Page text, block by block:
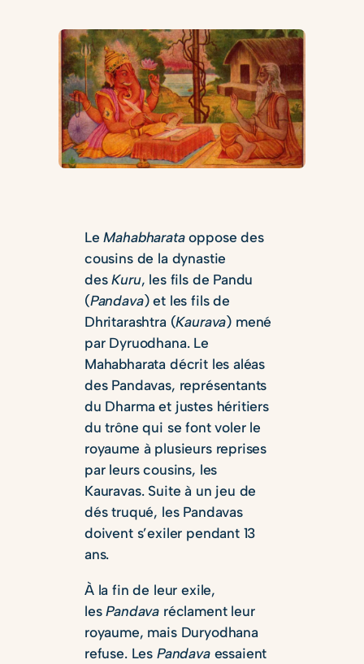
LeMahabharataoppose des
cousins de la dynastie
desKuru, les fils de Pandu
(Pandava) et les fils de
Dhritarashtra (Kaurava) mené
par Dyruodhana. Le
Mahabharata décrit les aléas
des Pandavas, représentants
du Dharma et justes héritiers
du trône qui se font voler le
royaume à plusieurs reprises
par leurs cousins, les
Kauravas. Suite à un jeu de
dés truqué, les Pandavas
doivent s’exiler pendant 13
ans.
À la fin de leur exile,
lesPandava réclament leur
royaume, mais Duryodhana
refuse. Les Pandavaessaient